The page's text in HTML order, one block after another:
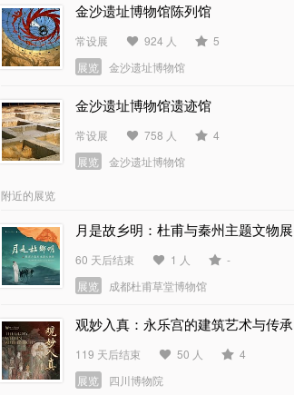
金沙遗址博物馆陈列馆
常设展 924 人
5
展览
金沙遗址博物馆
金沙遗址博物馆遗迹馆
常设展 758 人
4
展览
金沙遗址博物馆
附近的展览
月是故乡明：杜甫与秦州主题文物展
60 天后结束 1 人
-
展览
成都杜甫草堂博物馆
观妙入真：永乐宫的建筑艺术与传承
119 天后结束 50 人
4
展览
四川博物院